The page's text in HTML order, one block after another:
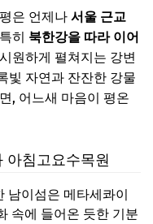
은 언제나 서울 근교
히 북한강을 따라 이어
원하게 펼쳐지는 강변
빛 자연과 잔잔한 강물
, 어느새 마음이 평온
아침고요수목원
남이섬은 메타세콰이
속에 들어온 듯한 기분